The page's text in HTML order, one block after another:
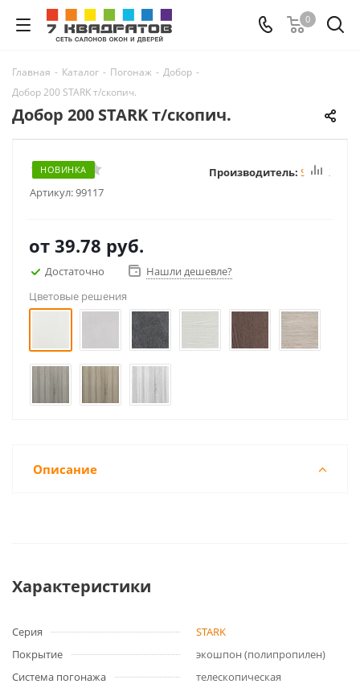
0
Главная - Каталог - Погонаж - Добор -
Добор 200 STARK т/скопич.
Добор 200 STARK т/скопич.
НОВИНКА
Артикул:99117
Производитель: STARK
от 39.78 руб.
Достаточно
Нашли дешевле?
Цветовые решения
Описание
Характеристики
Серия
STARK
Покрытие
экошпон (полипропилен)
Система погонажа
телескопическая